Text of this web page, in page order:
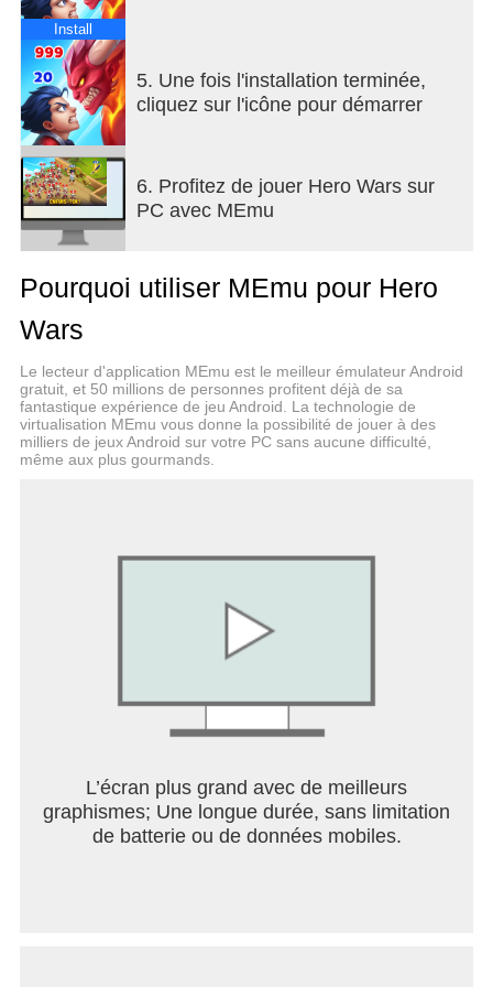
jeu de rôle stratégique.
Affûte ta stratégie pour briller dans les combats JcE
et JcJ. Incarnes-y un mage, un ingénieur ou un
combattant, et mène tes héros dans une guerre
acharnée où chaque décision est cruciale dans ce
RPG tactique.
• ÉCRASE TES ADVERSAIRES EN MODE JcJ
contre des joueurs du monde entier. Grimpe les
classements et prouve que tu maîtrises les
mécaniques de ce jeu de rôle compétitif. Seuls les
meilleurs stratèges triompheront dans ce jeu de
bagarre stratégique !
• METS TA STRATÉGIE À L’ÉPREUVE DANS
DRAFT DES LÉGENDES
ton adversaire. Dans ce mode RPG, chaque
• RELÈVE D'INNOMBRABLES DÉFIS JcE
Gravis les étages de la Tour et affronte des boss
puissants. Choisis les meilleurs bonus pour
Chaque niveau est un défi stratégique dans ce
RPG au gameplay évolutif, où les mécaniques de
jeux de rôle sont au cœur de l’action.
Install
5. Une fois l'installation terminée,
cliquez sur l'icône pour démarrer
6. Profitez de jouer Hero Wars sur
PC avec MEmu
Pourquoi utiliser MEmu pour Hero
Wars
Le lecteur d'application MEmu est le meilleur émulateur Android
gratuit, et 50 millions de personnes profitent déjà de sa
fantastique expérience de jeu Android. La technologie de
virtualisation MEmu vous donne la possibilité de jouer à des
milliers de jeux Android sur votre PC sans aucune difficulté,
même aux plus gourmands.
L’écran plus grand avec de meilleurs
graphismes; Une longue durée, sans limitation
de batterie ou de données mobiles.